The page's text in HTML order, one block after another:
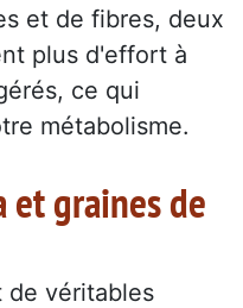
et de fibres, deux
plus d'effort à
ce qui
métabolisme.
et graines de
de véritables